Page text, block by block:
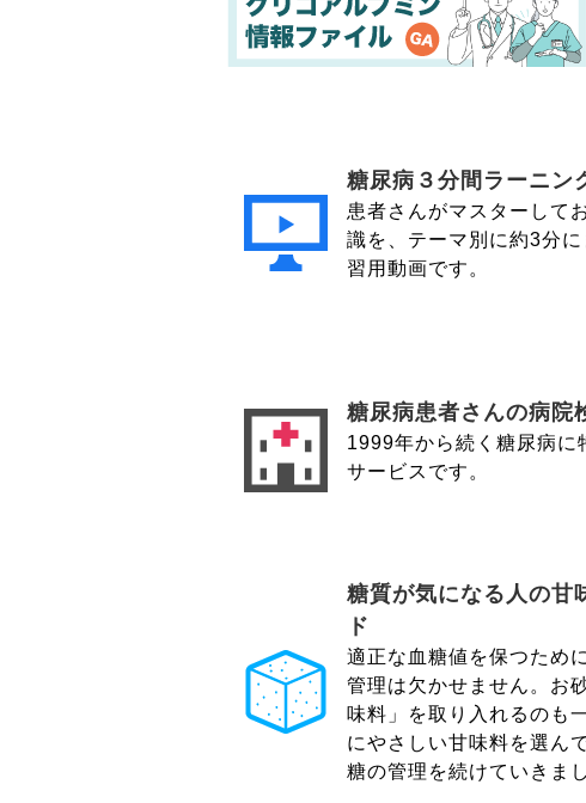
糖尿病３分間ラーニン
患者さんがマスターして
識を、テーマ別に約3分
習用動画です。
糖尿病患者さんの病院
1999年から続く糖尿病に
サービスです。
糖質が気になる人の甘
ド
適正な血糖値を保つため
管理は欠かせません。お
味料」を取り入れるのも
にやさしい甘味料を選ん
糖の管理を続けていきま